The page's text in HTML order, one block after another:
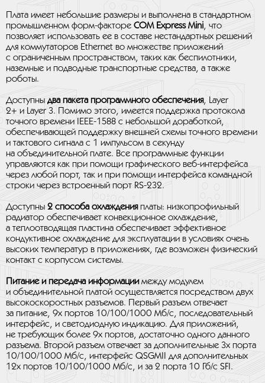
Плата имеет небольшие размеры и выполнена в стандартном
промышленном форм-факторе COM Express Mini, что
позволяет использовать ее в составе нестандартных решений
для коммутаторов Ethernet во множестве приложений
с ограниченным пространством, таких как беспилотники,
наземные и подводные транспортные средства, а также
роботы.
Доступны два пакета программного обеспечения, Layer
2+ и Layer 3. Помимо этого, имеется поддержка протокола
точного времени IEEE-1588 с небольшой доработкой,
обеспечивающей поддержку внешней схемы точного времени
и тактового сигнала с 1 импульсом в секунду
на объединительной плате. Все программные функции
управляются как при помощи графического веб-интерфейса
через любой порт, так и при помощи интерфейса командной
строки через встроенный порт RS-232.
Доступны 2 способа охлажденияплаты: низкопрофильный
радиатор обеспечивает конвекционное охлаждение,
а теплоотводящая пластина обеспечивает эффективное
кондуктивное охлаждение для эксплуатации в условиях очень
высоких температур в приложениях, где возможен физический
контакт с корпусом системы.
Питание и передача информациимежду модулем
и объединительной платой осуществляется посредством двух
высокоскоростных разъемов. Первый разъем отвечает
за питание, 9х портов 10/100/1000 Мб/с, последовательный
интерфейс, и светодиодную индикацию. Для приложений,
не требующих более 9х портов, достаточно одного данного
разъема. Второй разъем отвечает за дополнительные 3х порта
10/100/1000 Мб/с, интерфейс QSGMII для дополнительных
12х портов 10/100/1000 Мб/с, и за 2 порта 10 Гб/с SFI.